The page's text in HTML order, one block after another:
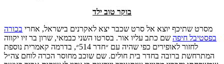
בוקר טוב ילד
מסרט שתיכף יוצא אל סרט שכבר יצא לאקרנים בישראל, אחרי בכורה
בפסטיבל חיפה שם כתב עליו אור. בסרטו השני כבמאי, שרון בר זיו יקווה
לחזור לאופירים כפי שהיה עם ״חדר 514״, בדרמה קאמרית נוספת
המתרחשת ברובה בחדר בית חולים. שם שוכב מחוסר הכרה לוחם צה״ל